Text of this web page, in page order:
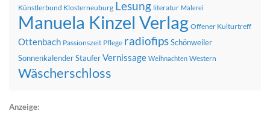
Künstlerbund Klosterneuburg Lesung literatur Malerei
Manuela Kinzel Verlag Offener Kulturtreff
Ottenbach Passionszeit Pflege radiofipsSchönweiler
SonnenkalenderStauferVernissage Weihnachten Western
Wäscherschloss
Anzeige: